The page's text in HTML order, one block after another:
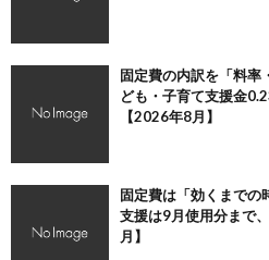
固定費の内訳を「料率
ども・子育て支援金
【2026年8月】
固定費は「効くまでの
支援は9月使用分まで
月】